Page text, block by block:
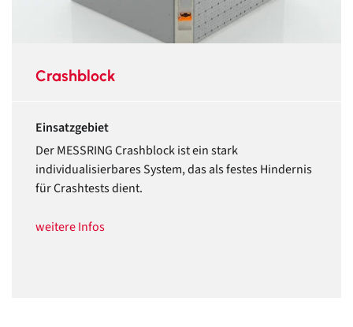
Crashblock
Einsatzgebiet
Der MESSRING Crashblock ist ein stark
individualisierbares System, das als festes Hindernis
für Crashtests dient.
weitere Infos